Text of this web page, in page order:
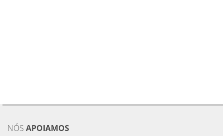
NÓS APOIAMOS